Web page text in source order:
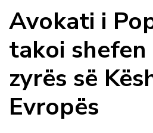
Avokati i
takoi
zyrës së
Evropës